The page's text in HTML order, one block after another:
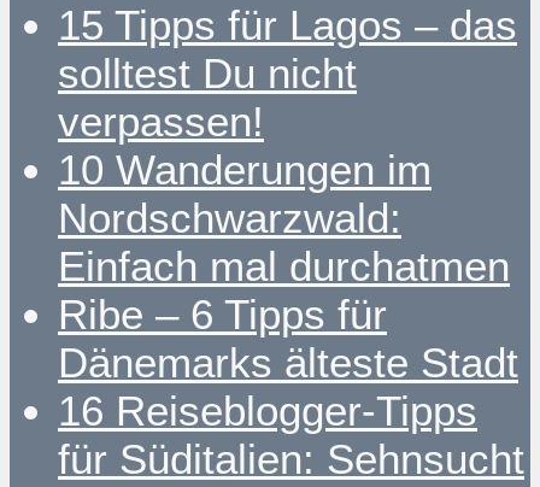
15 Tipps für Lagos – das
solltest Du nicht
verpassen!
10 Wanderungen im
Nordschwarzwald:
Einfach mal durchatmen
Ribe – 6 Tipps für
Dänemarks älteste Stadt
16 Reiseblogger-Tipps
für Süditalien: Sehnsucht